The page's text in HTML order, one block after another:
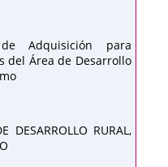
Adquisición para
del Área de Desarrollo
DESARROLLO RURAL,